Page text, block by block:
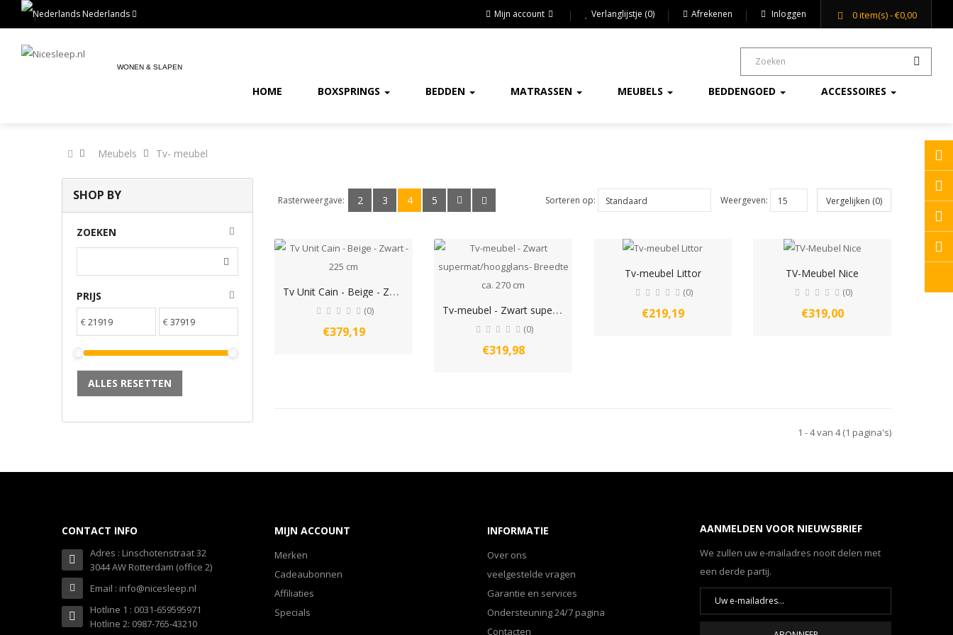
Nederlands Mijn account Verlanglijstje (0) Afrekenen Inloggen 0item(s)- €0,00
WONEN & SLAPEN
HOME BOXSPRINGS BEDDEN MATRASSEN MEUBELS BEDDENGOED ACCESSOIRES
Meubels Tv- meubel
SHOP BY
ZOEKEN
PRIJS
€ €
ALLES RESETTEN
Rasterweergave: 2 3 4 5 Sorteren op: Weergeven: Vergelijken (0)
T
v Unit Cain - Beige - Zwart - 225 cm
(0)
€379,19
T
v-meubel - Zwart supermat/hoogglans- Breedte ca. 270 cm
(0)
€319,98
Tv-meubel Littor
(0)
€219,19
TV-Meubel Nice
(0)
€319,00
1 - 4 van 4 (1 pagina's)
CONTACT INFO
Adres : Linschotenstraat 32
3044 AW Rotterdam (office 2)
Email : info@nicesleep.nl
Hotline 1 : 0031-659595971
Hotline 2: 0987-765-43210
MIJN ACCOUNT
Merken
Cadeaubonnen
Affiliaties
Specials
INFORMATIE
Over ons
veelgestelde vragen
Garantie en services
Ondersteuning 24/7 pagina
Contacten
AANMELDEN VOOR NIEUWSBRIEF
We zullen uw e-mailadres nooit delen met
een derde partij.